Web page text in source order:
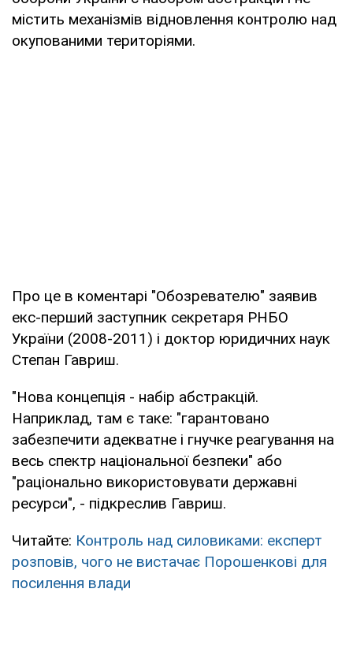
містить механізмів відновлення контролю над
окупованими територіями.
Про це в коментарі "Обозревателю" заявив
екс-перший заступник секретаря РНБО
України (2008-2011) і доктор юридичних наук
Степан Гавриш.
"Нова концепція - набір абстракцій.
Наприклад, там є таке: "гарантовано
забезпечити адекватне і гнучке реагування на
весь спектр національної безпеки" або
"раціонально використовувати державні
ресурси", - підкреслив Гавриш.
Читайте: Контроль над силовиками: експерт
розповів, чого не вистачає Порошенкові для
посилення влади